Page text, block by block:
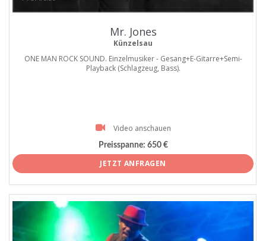
Mr. Jones
Künzelsau
ONE MAN ROCK SOUND. Einzelmusiker - Gesang+E-Gitarre+Semi-
Playback (Schlagzeug, Bass).
Video anschauen
Preisspanne: 650 €
JETZT ANFRAGEN